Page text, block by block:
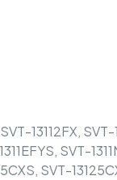
13112FX,
SVT-
SVT-